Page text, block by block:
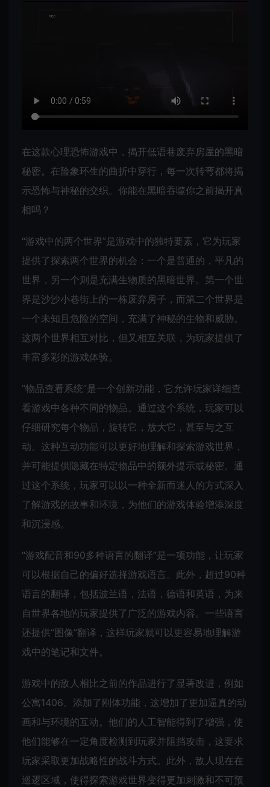
在这款心理恐怖游戏中，揭开低语巷废弃房屋的黑暗
秘密。在险象环生的曲折中穿行，每一次转弯都将揭
示恐怖与神秘的交织。你能在黑暗吞噬你之前揭开真
相吗？
“游戏中的两个世界”是游戏中的独特要素，它为玩家
提供了探索两个世界的机会：一个是普通的，平凡的
世界，另一个则是充满生物质的黑暗世界。第一个世
界是沙沙小巷街上的一栋废弃房子，而第二个世界是
一个未知且危险的空间，充满了神秘的生物和威胁。
这两个世界相互对比，但又相互关联，为玩家提供了
丰富多彩的游戏体验。
“物品查看系统”是一个创新功能，它允许玩家详细查
看游戏中各种不同的物品。通过这个系统，玩家可以
仔细研究每个物品，旋转它，放大它，甚至与之互
动。这种互动功能可以更好地理解和探索游戏世界，
并可能提供隐藏在特定物品中的额外提示或秘密。通
过这个系统，玩家可以以一种全新而迷人的方式深入
了解游戏的故事和环境，为他们的游戏体验增添深度
和沉浸感。
“游戏配音和90多种语言的翻译”是一项功能，让玩家
可以根据自己的偏好选择游戏语言。此外，超过90种
语言的翻译，包括波兰语，法语，德语和英语，为来
自世界各地的玩家提供了广泛的游戏内容。一些语言
还提供“图像”翻译，这样玩家就可以更容易地理解游
戏中的笔记和文件。
游戏中的敌人相比之前的作品进行了显著改进，例如
公寓1406。添加了刚体功能，这增加了更加逼真的动
画和与环境的互动。他们的人工智能得到了增强，使
他们能够在一定角度检测到玩家并阻挡攻击，这要求
玩家采取更加战略性的战斗方式。此外，敌人现在在
巡逻区域，使得探索游戏世界变得更加刺激和不可预